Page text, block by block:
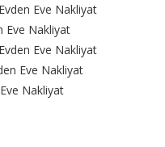
Eve Nakliyat
Eve Nakliyat
Eve Nakliyat
Eve Nakliyat
Nakliyat